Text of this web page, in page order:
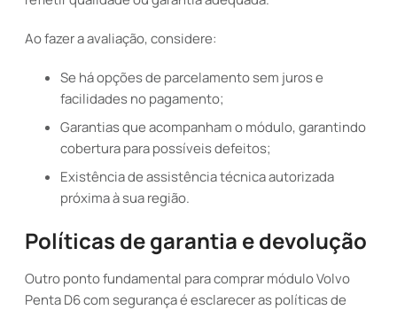
Ao fazer a avaliação, considere:
Se há opções de parcelamento sem juros e
facilidades no pagamento;
Garantias que acompanham o módulo, garantindo
cobertura para possíveis defeitos;
Existência de assistência técnica autorizada
próxima à sua região.
Políticas de garantia e devolução
Outro ponto fundamental para comprar módulo Volvo
Penta D6 com segurança é esclarecer as políticas de